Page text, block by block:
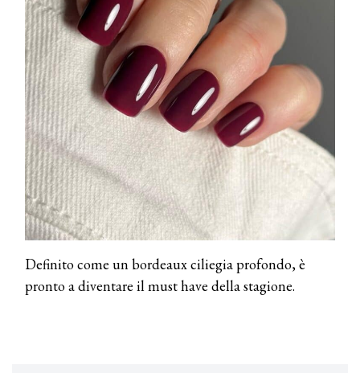
Definito come un bordeaux ciliegia profondo, è
pronto a diventare il must have della stagione.
COTRIL
Continua la carrellata di look firmati
Cotril alla Festa del Cinema di Roma
TONI&GUY
A Natale regala una doppia
TONI&GUY “Feel Good Experience”!
TONI&GUY
LABEL.M lancia la sua innovativa ed
eco-sostenibile linea di prodotti
professionali
DAVINES
Davines presenta cofanetti beauty